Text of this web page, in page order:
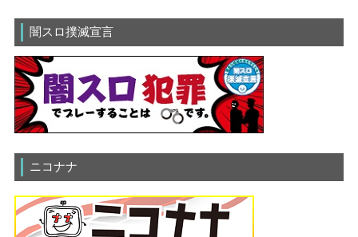
闇スロ撲滅宣言
ニコナナ